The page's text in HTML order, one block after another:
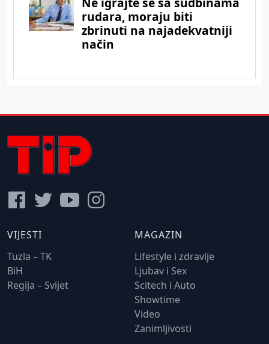
VIJESTI
Tuzla – TK
BiH
Regija – Svijet
MAGAZIN
Lifestyle i zdravlje
Ljubav i Sex
Scitech i Auto
Showtime
Video
Zanimljivosti